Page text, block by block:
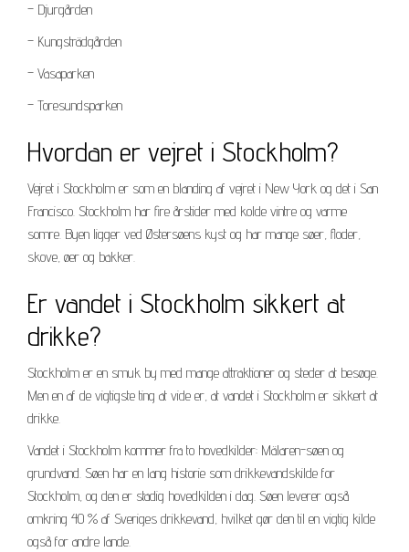
– Djurgården
– Kungsträdgården
– Vasaparken
– Toresundsparken
Hvordan er vejret i Stockholm?
Vejret i Stockholm er som en blanding af vejret i New York og det i San
Francisco. Stockholm har fire årstider med kolde vintre og varme
somre. Byen ligger ved Østersøens kyst og har mange søer, floder,
skove, øer og bakker.
Er vandet i Stockholm sikkert at
drikke?
Stockholm er en smuk by med mange attraktioner og steder at besøge.
Men en af de vigtigste ting at vide er, at vandet i Stockholm er sikkert at
drikke.
Vandet i Stockholm kommer fra to hovedkilder: Mälaren-søen og
grundvand. Søen har en lang historie som drikkevandskilde for
Stockholm, og den er stadig hovedkilden i dag. Søen leverer også
omkring 40 % af Sveriges drikkevand, hvilket gør den til en vigtig kilde
også for andre lande.